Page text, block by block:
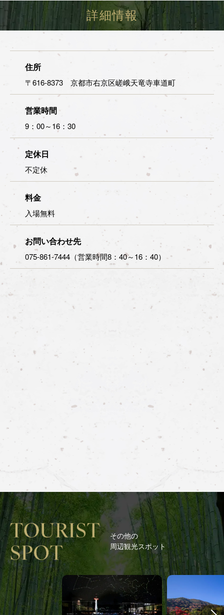
詳細情報
住所
〒616-8373 京都市右京区嵯峨天竜寺車道町
営業時間
9：00～16：30
定休日
不定休
料金
入場無料
お問い合わせ先
075-861-7444（営業時間8：40～16：40）
その他の
周辺観光スポット